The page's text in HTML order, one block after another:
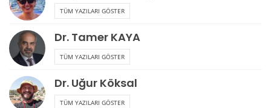
TÜM YAZILARI GÖSTER
Dr. Tamer KAYA
TÜM YAZILARI GÖSTER
Dr. Uğur Köksal
TÜM YAZILARI GÖSTER